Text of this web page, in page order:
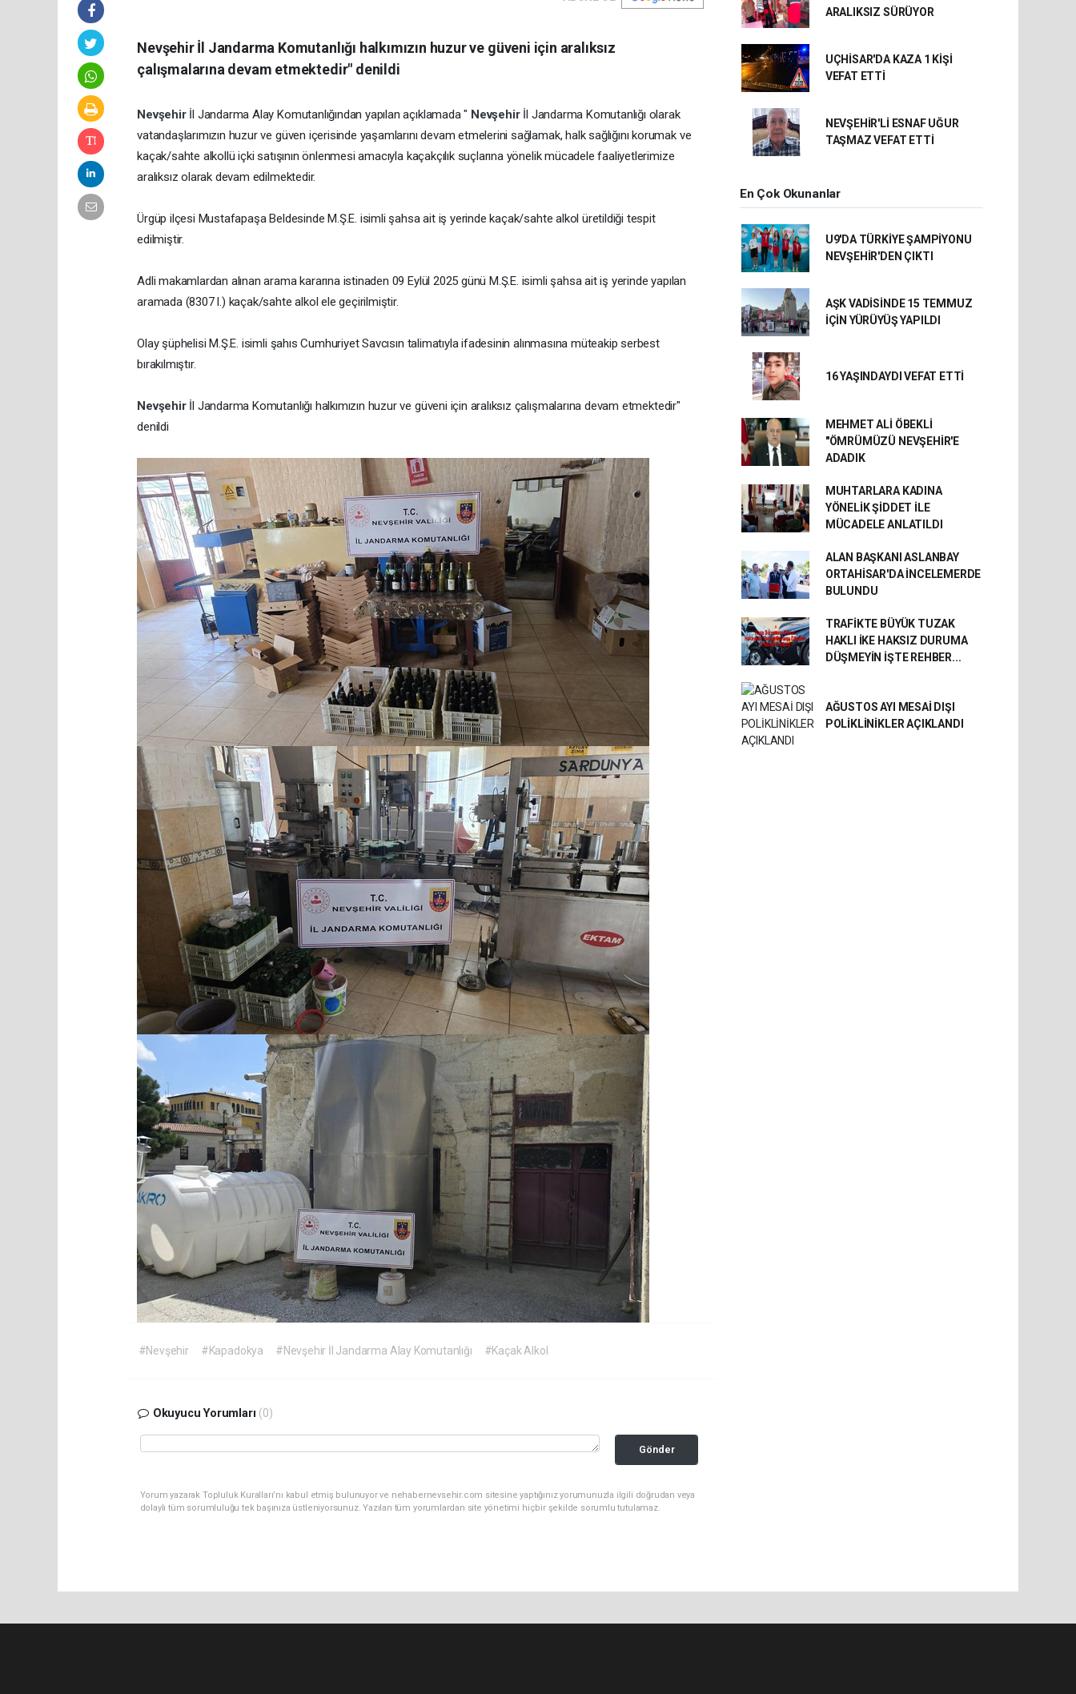
Nevşehir İl Jandarma Komutanlığı halkımızın huzur ve güveni için aralıksız
çalışmalarına devam etmektedir" denildi
Nevşehir İl Jandarma Alay Komutanlığından yapılan açıklamada " Nevşehir İl Jandarma Komutanlığı olarak
vatandaşlarımızın huzur ve güven içerisinde yaşamlarını devam etmelerini sağlamak, halk sağlığını korumak ve
kaçak/sahte alkollü içki satışının önlenmesi amacıyla kaçakçılık suçlarına yönelik mücadele faaliyetlerimize
aralıksız olarak devam edilmektedir.
Ürgüp ilçesi Mustafapaşa Beldesinde M.Ş.E. isimli şahsa ait iş yerinde kaçak/sahte alkol üretildiği tespit
edilmiştir.
Adli makamlardan alınan arama kararına istinaden 09 Eylül 2025 günü M.Ş.E. isimli şahsa ait iş yerinde yapılan
aramada (8307 l.) kaçak/sahte alkol ele geçirilmiştir.
Olay şüphelisi M.Ş.E. isimli şahıs Cumhuriyet Savcısın talimatıyla ifadesinin alınmasına müteakip serbest
bırakılmıştır.
Nevşehir İl Jandarma Komutanlığı halkımızın huzur ve güveni için aralıksız çalışmalarına devam etmektedir"
denildi
#Nevşehir #Kapadokya #Nevşehir İl Jandarma Alay Komutanlığı #Kaçak Alkol
Okuyucu Yorumları (0)
Gönder
Yorum yazarak Topluluk Kuralları’nı kabul etmiş bulunuyor ve nehabernevsehir.com sitesine yaptığınız yorumunuzla ilgili doğrudan veya
dolaylı tüm sorumluluğu tek başınıza üstleniyorsunuz. Yazılan tüm yorumlardan site yönetimi hiçbir şekilde sorumlu tutulamaz.
ARALIKSIZ SÜRÜYOR
UÇHİSAR'DA KAZA 1 KİŞİ
VEFAT ETTİ
NEVŞEHİR'Lİ ESNAF UĞUR
TAŞMAZ VEFAT ETTİ
En Çok Okunanlar
U9'DA TÜRKİYE ŞAMPİYONU
NEVŞEHİR'DEN ÇIKTI
AŞK VADİSİNDE 15 TEMMUZ
İÇİN YÜRÜYÜŞ YAPILDI
16 YAŞINDAYDI VEFAT ETTİ
MEHMET ALİ ÖBEKLİ
"ÖMRÜMÜZÜ NEVŞEHİR'E
ADADIK
MUHTARLARA KADINA
YÖNELİK ŞİDDET İLE
MÜCADELE ANLATILDI
ALAN BAŞKANI ASLANBAY
ORTAHİSAR'DA İNCELEMERDE
BULUNDU
TRAFİKTE BÜYÜK TUZAK
HAKLI İKE HAKSIZ DURUMA
DÜŞMEYİN İŞTE REHBER...
AĞUSTOS AYI MESAİ DIŞI
POLİKLİNİKLER AÇIKLANDI